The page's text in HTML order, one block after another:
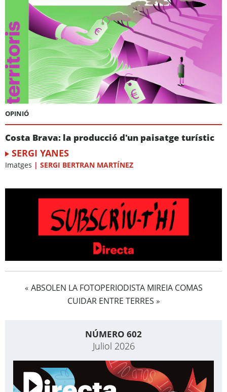
OPINIÓ
Costa Brava: la producció d'un paisatge turístic
SERGI YANES
Imatges | SERGI BERTRAN MARTÍNEZ
« ABSOLEN LA FOTOPERIODISTA MIREIA COMAS
CUIDAR ENTRE TERRES »
NÚMERO 602
Juliol 2026